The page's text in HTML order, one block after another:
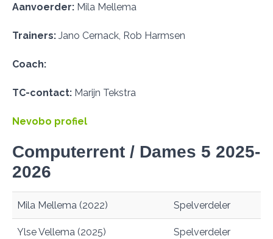
Aanvoerder: Mila Mellema
Trainers: Jano Cernack, Rob Harmsen
Coach:
TC-contact: Marijn Tekstra
Nevobo profiel
Computerrent / Dames 5 2025-
2026
Mila Mellema (2022) Spelverdeler
Ylse Vellema (2025) Spelverdeler